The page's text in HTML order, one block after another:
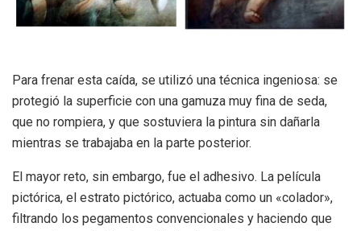
Para frenar esta caída, se utilizó una técnica ingeniosa: se
protegió la superficie con una gamuza muy fina de seda,
que no rompiera, y que sostuviera la pintura sin dañarla
mientras se trabajaba en la parte posterior.
El mayor reto, sin embargo, fue el adhesivo. La película
pictórica, el estrato pictórico, actuaba como un «colador»,
filtrando los pegamentos convencionales y haciendo que